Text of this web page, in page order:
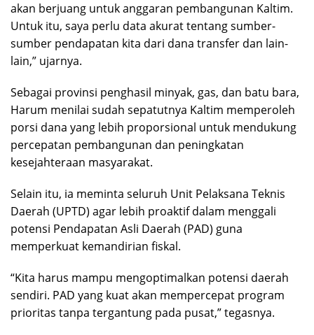
akan berjuang untuk anggaran pembangunan Kaltim.
Untuk itu, saya perlu data akurat tentang sumber-
sumber pendapatan kita dari dana transfer dan lain-
lain,” ujarnya.
Sebagai provinsi penghasil minyak, gas, dan batu bara,
Harum menilai sudah sepatutnya Kaltim memperoleh
porsi dana yang lebih proporsional untuk mendukung
percepatan pembangunan dan peningkatan
kesejahteraan masyarakat.
Selain itu, ia meminta seluruh Unit Pelaksana Teknis
Daerah (UPTD) agar lebih proaktif dalam menggali
potensi Pendapatan Asli Daerah (PAD) guna
memperkuat kemandirian fiskal.
“Kita harus mampu mengoptimalkan potensi daerah
sendiri. PAD yang kuat akan mempercepat program
prioritas tanpa tergantung pada pusat,” tegasnya.